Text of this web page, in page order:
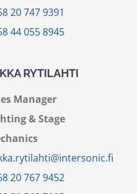
20 747 9391
44 055 8945
RYTILAHTI
Manager
& Stage
20 767 9452